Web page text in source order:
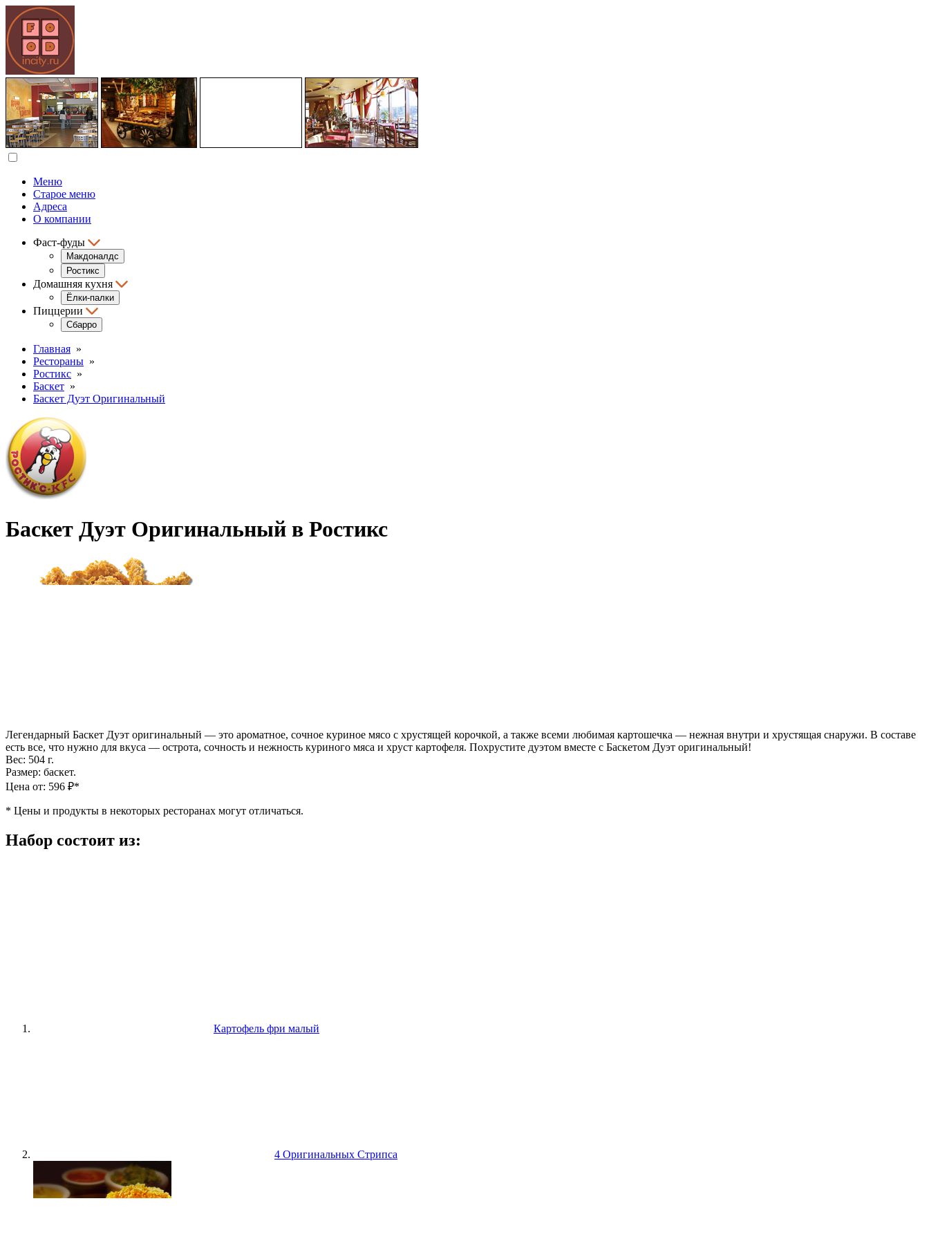
Меню
Старое меню
Адреса
О компании
Фаст-фуды
Макдоналдс
Ростикс
Домашняя кухня
Ёлки-палки
Пиццерии
Сбарро
Главная »
Рестораны »
Ростикс »
Баскет »
Баскет Дуэт Оригинальный
Баскет Дуэт Оригинальный в Ростикс
Легендарный Баскет Дуэт оригинальный — это ароматное, сочное куриное мясо с хрустящей корочкой, а также всеми любимая картошечка — нежная внутри и хрустящая снаружи. В составе
есть все, что нужно для вкуса — острота, сочность и нежность куриного мяса и хруст картофеля. Похрустите дуэтом вместе с Баскетом Дуэт оригинальный!
Вес: 504 г.
Размер: баскет.
Цена от: 596 ₽*
* Цены и продукты в некоторых ресторанах могут отличаться.
Набор состоит из:
Картофель фри малый
4 Оригинальных Стрипса